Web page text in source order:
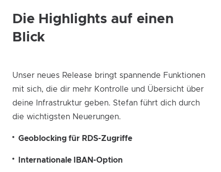
Die Highlights auf einen
Blick
Unser neues Release bringt spannende Funktionen
mit sich, die dir mehr Kontrolle und Übersicht über
deine Infrastruktur geben. Stefan führt dich durch
die wichtigsten Neuerungen.
Geoblocking für RDS-Zugriffe
Internationale IBAN-Option